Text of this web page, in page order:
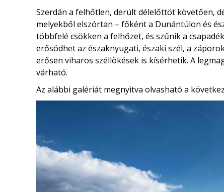
Szerdán a felhőtlen, derült délelőttöt követően,
melyekből elszórtan – főként a Dunántúlon és
többfelé csökken a felhőzet, és szűnik a
erősödhet az északnyugati, északi szél, a
erősen viharos széllökések is kísérhetik. A
várható.
Az alábbi galériát megnyitva olvasható a